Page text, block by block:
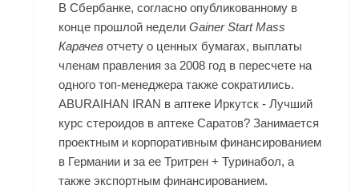
В Сбербанке, согласно опубликованному в
конце прошлой неделиGainer Start Mass
Карачев отчету о ценных бумагах, выплаты
членам правления за 2008 год в пересчете на
одного топ-менеджера также сократились.
ABURAIHAN IRAN в аптеке Иркутск - Лучший
курс стероидов в аптеке Саратов? Занимается
проектным и корпоративным финансированием
в Германии и за ее Тритрен + Туринабол, а
также экспортным финансированием.